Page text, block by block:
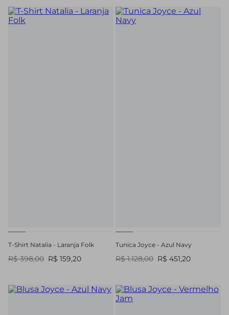
T-Shirt Natalia - Laranja Folk
R$ 398,00 R$ 159,20
Tunica Joyce - Azul Navy
R$ 1.128,00 R$ 451,20